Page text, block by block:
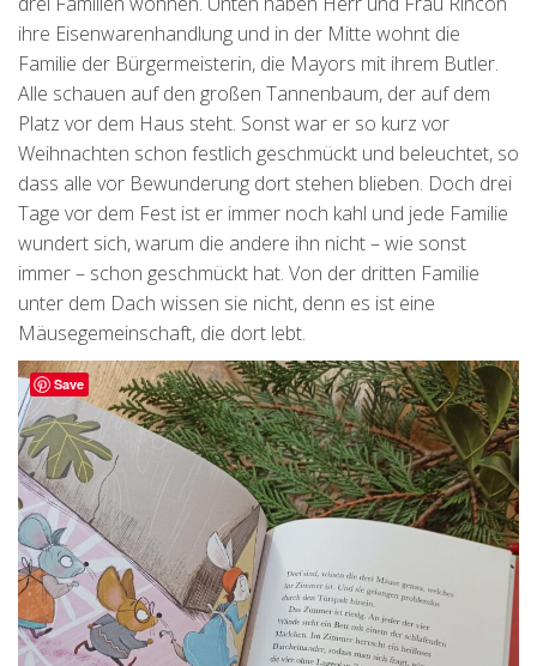
ihre Eisenwarenhandlung und in der Mitte wohnt die
Familie der Bürgermeisterin, die Mayors mit ihrem Butler.
Alle schauen auf den großen Tannenbaum, der auf dem
Platz vor dem Haus steht. Sonst war er so kurz vor
Weihnachten schon festlich geschmückt und beleuchtet, so
dass alle vor Bewunderung dort stehen blieben. Doch drei
Tage vor dem Fest ist er immer noch kahl und jede Familie
wundert sich, warum die andere ihn nicht – wie sonst
immer – schon geschmückt hat. Von der dritten Familie
unter dem Dach wissen sie nicht, denn es ist eine
Mäusegemeinschaft, die dort lebt.
Save